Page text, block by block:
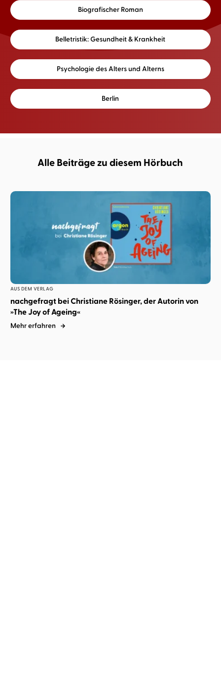
Biografischer Roman
Belletristik: Gesundheit & Krankheit
Psychologie des Alters und Alterns
Berlin
Alle Beiträge zu diesem Hörbuch
AUS DEM VERLAG
nachgefragt bei Christiane Rösinger, der Autorin von
»The Joy of Ageing«
Mehr erfahren